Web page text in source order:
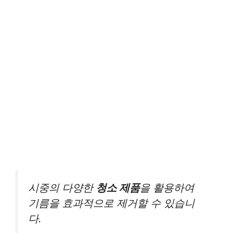
시중의 다양한 청소 제품을 활용하여
기름을 효과적으로 제거할 수 있습니
다.